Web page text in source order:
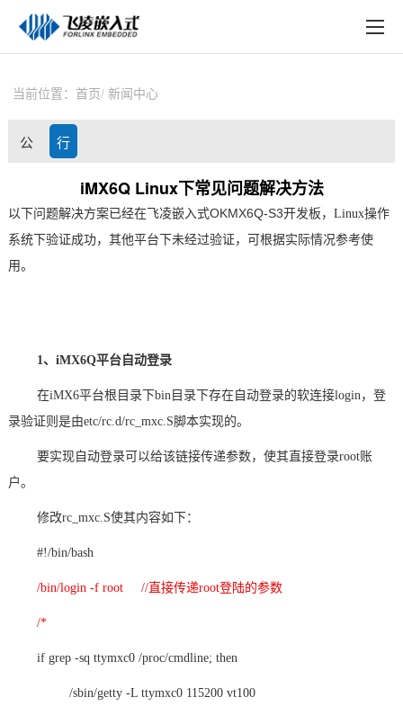
技术与支持
在线文档
方案定制
淘宝商城
新闻中心
在线购买
当前位置： 首页 新闻中心
公
动
行
资
iMX6Q Linux下常见问题解决方法
以下问题解决方案已经在飞凌嵌入式OKMX6Q-S3开发板 ，Linux操作
系统下验证成功，其他平台下未经过验证，可根据实际情况参考使
用。
1、iMX6Q平台自动登录
在iMX6平台根目录下bin目录下存在自动登录的软连接login，登
录验证则是由etc/rc.d/rc_mxc.S脚本实现的。
要实现自动登录可以给该链接传递参数，使其直接登录root账
户。
修改rc_mxc.S使其内容如下：
#!/bin/bash
/bin/login -f root //直接传递root登陆的参数
/*
if grep -sq ttymxc0 /proc/cmdline; then
/sbin/getty -L ttymxc0 115200 vt100